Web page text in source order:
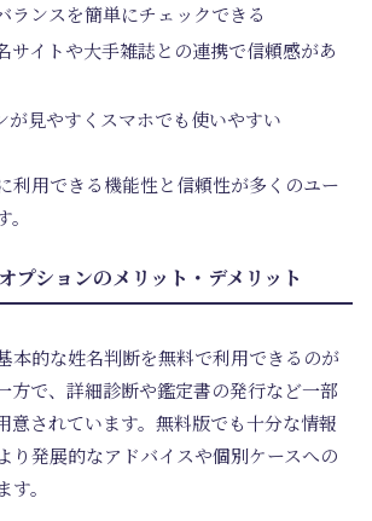
ランスを簡単にチェックできる
サイトや大手雑誌との連携で信頼感があ
が見やすくスマホでも使いやすい
利用できる機能性と信頼性が多くのユー
プションのメリット・デメリット
本的な姓名判断を無料で利用できるのが
方で、詳細診断や鑑定書の発行など一部
意されています。無料版でも十分な情報
り発展的なアドバイスや個別ケースへの
。